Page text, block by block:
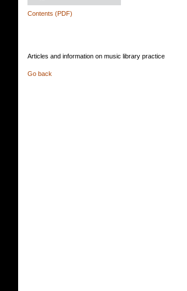
Contents (PDF)
Articles and information on music library practice
Go back